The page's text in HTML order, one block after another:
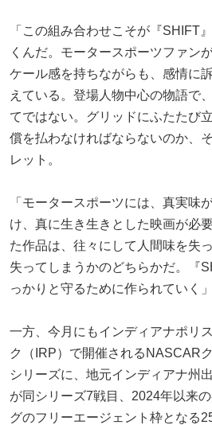
「この組み合わせこそが『SHIFT
くんだ。モータースポーツファン
ケール感を持ちながらも、感情に
えている。登場人物中心の物語で
てではない。グリッドにふたたび
償を払わなければならないのか、
レット。
「モータースポーツには、真実味
け、真に生き生きとした映画が必
た作品は、往々にして人間味を失
失ってしまうかのどちらかだ。『
っかりと守るために作られていく」
一方、今月にもインディアナポリ
ク（IRP）で開催されるNASCAR
シリーズに、地元インディアナ州
が同シリーズ7戦目、2024年以来
グのフリーエージェント枠となる